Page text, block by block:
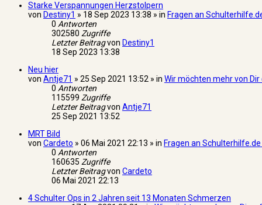
Starke Verspannungen Herzstolpern
von Destiny1 » 18 Sep 2023 13:38 » in Fragen an
0 Antworten
302580 Zugriffe
Letzter Beitragvon Destiny1
18 Sep 2023 13:38
Neu hier
von Antje71 » 25 Sep 2021 13:52 » in Wir möchten mehr von
0 Antworten
115599 Zugriffe
Letzter Beitragvon Antje71
25 Sep 2021 13:52
MRT Bild
von Cardeto » 06 Mai 2021 22:13 » in Fragen an Schulterhilfe.de
0 Antworten
160635 Zugriffe
Letzter Beitragvon Cardeto
06 Mai 2021 22:13
4 Schulter Ops in 2 Jahren seit 13 Monaten Schmerzen